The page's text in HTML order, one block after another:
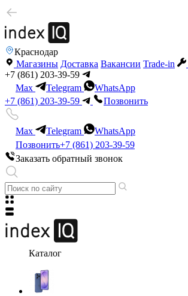
Краснодар
Магазины Доставка Вакансии Trade-in
+7 (861) 203-39-59
Max
Telegram
WhatsApp
+7 (861) 203-39-59
Позвонить
Max Telegram
WhatsApp
Позвонить+7 (861) 203-39-59
Заказать обратный звонок
Каталог